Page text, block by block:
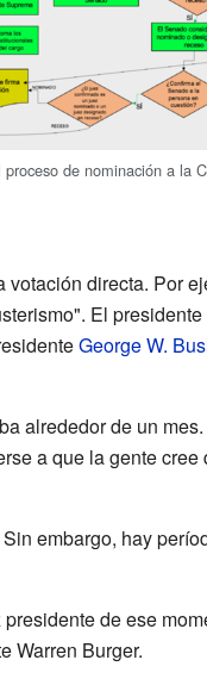
de nominación a la
directa. Por
El
George W.
alrededor de un
a que la gente
embargo, hay
de ese
Warren Burger.